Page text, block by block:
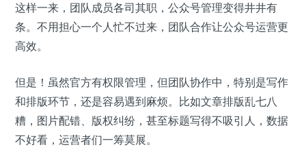
这样一来，团队成员各司其职，公众号管理变得井井有
条。不用担心一个人忙不过来，团队合作让公众号运营更
高效。
但是！虽然官方有权限管理，但团队协作中，特别是写作
和排版环节，还是容易遇到麻烦。比如文章排版乱七八
糟，图片配错、版权纠纷，甚至标题写得不吸引人，数据
不好看，运营者们一筹莫展。